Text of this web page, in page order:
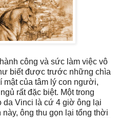
công và sức làm việc vô
biết được trước những chìa
mật của tâm lý con người,
rất đặc biệt. Một trong
da Vinci là cứ 4 giờ ông lại
ông thu gọn lại tổng thời